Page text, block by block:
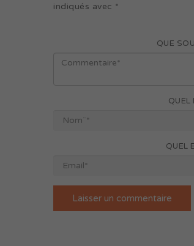
indiqués avec *
QUE
QUEL
QUEL